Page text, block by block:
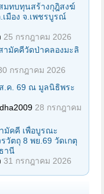
มทบทุนสร้างกุฎิสงฆ์
เมือง จ.เพชรบูรณ์
25 กรกฎาคม 2026
ามัคคีวัดป่าคลองมะลิ
กรกฎาคม 2026
.ค. 69 ณ มูลนิธิพระ
28 กรกฎาคม
มัคคี เพื่อบูรณะ
วัตถุ 8 พย.69 วัดเกตุ
านี
31 กรกฎาคม 2026